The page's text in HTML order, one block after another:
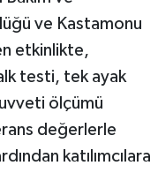
ve Kastamonu
etkinlikte,
testi, tek ayak
ölçümü
değerlerle
katılımcılara